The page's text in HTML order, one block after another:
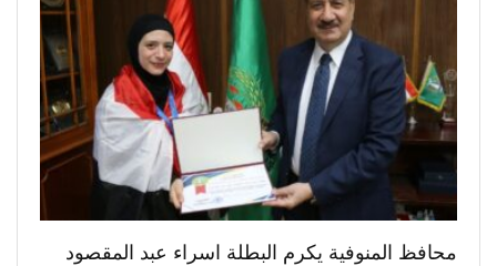
محافظ المنوفية يكرم البطلة اسراء عبد المقصود